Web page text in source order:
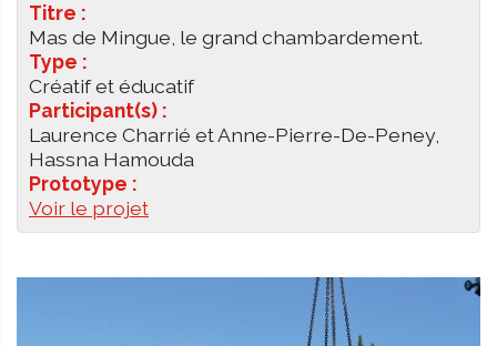
Titre :
Mas de Mingue, le grand chambardement.
Type :
Créatif et éducatif
Participant(s) :
Laurence Charrié et Anne-Pierre-De-Peney,
Hassna Hamouda
Prototype :
Voir le projet